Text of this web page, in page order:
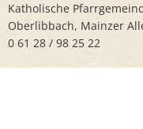
Katholische
Oberlibbach, Mainzer
0 61 28 / 98 25 22